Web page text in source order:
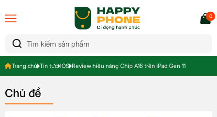
0
Trang chủ Tin tức IOS Review hiệu năng Chip A16 trên iPad Gen 11
Chủ đề